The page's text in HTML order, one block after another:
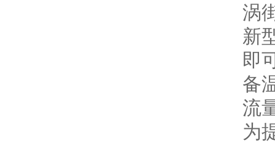
涡
新
即
备
流
为